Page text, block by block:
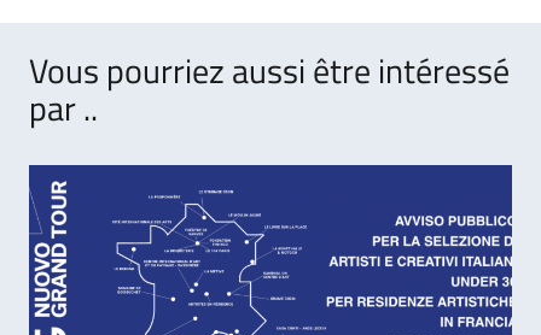
Vous pourriez aussi être intéressé
par ..